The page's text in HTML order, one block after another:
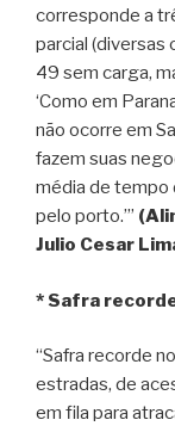
corresponde a
parcial (diversas
49 sem carga,
‘Como em
não ocorre em
fazem suas
média de tempo
pelo porto.’”
Julio Cesar
* Safra
“Safra recorde
estradas, de
em fila para